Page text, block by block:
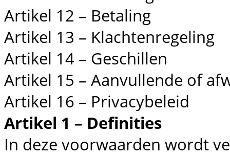
Artikel 12 – Betaling
Artikel 13 – Klachtenregeling
Artikel 14 – Geschillen
Artikel 15 – Aanvullende of
Artikel 16 – Privacybeleid
Artikel 1 – Definities
In deze voorwaarden wordt